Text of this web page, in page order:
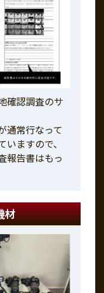
確認調査のサ
通常行なって
ますので、
報告書はもっ
材